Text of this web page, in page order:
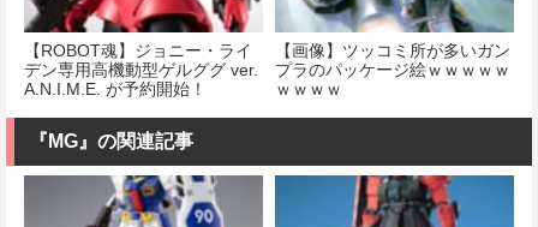
【ROBOT魂】ジョニー・ライ
デン専用高機動型ゲルググ ver.
A.N.I.M.E. が予約開始！
【画像】ツッコミ所が多いガン
プラのパッケージ絵ｗｗｗｗｗ
ｗｗｗｗ
『MG』の関連記事